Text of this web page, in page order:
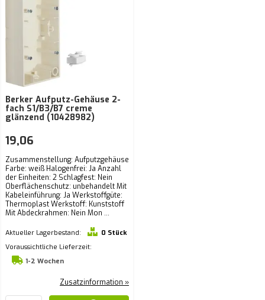
Berker Aufputz-Gehäuse 2-
fach S1/B3/B7 creme
glänzend (10428982)
Zusammenstellung: Aufputzgehäuse
Farbe: weiß Halogenfrei: Ja Anzahl
der Einheiten: 2 Schlagfest: Nein
Oberflächenschutz: unbehandelt Mit
Kabeleinführung: Ja Werkstoffgüte:
Thermoplast Werkstoff: Kunststoff
Mit Abdeckrahmen: Nein Mon ...
Aktueller Lagerbestand:
0 Stück
Voraussichtliche Lieferzeit:
1-2 Wochen
19,06
Zusatzinformation »